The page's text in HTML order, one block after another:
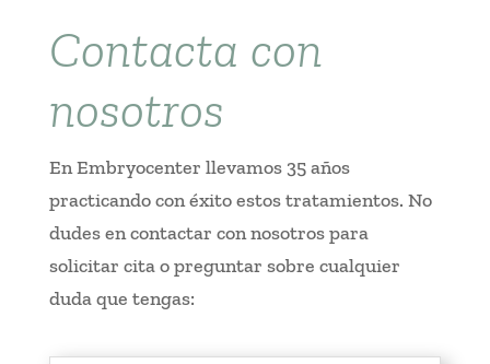
Contacta con
nosotros
En Embryocenter llevamos 35 años
practicando con éxito estos tratamientos. No
dudes en contactar con nosotros para
solicitar cita o preguntar sobre cualquier
duda que tengas: